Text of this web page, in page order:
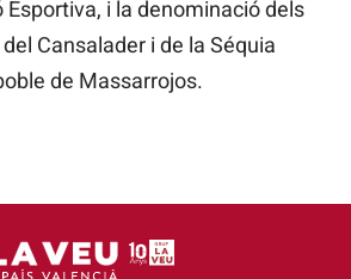
Esportiva, i la denominació dels
Cansalader i de la Séquia
de Massarrojos.